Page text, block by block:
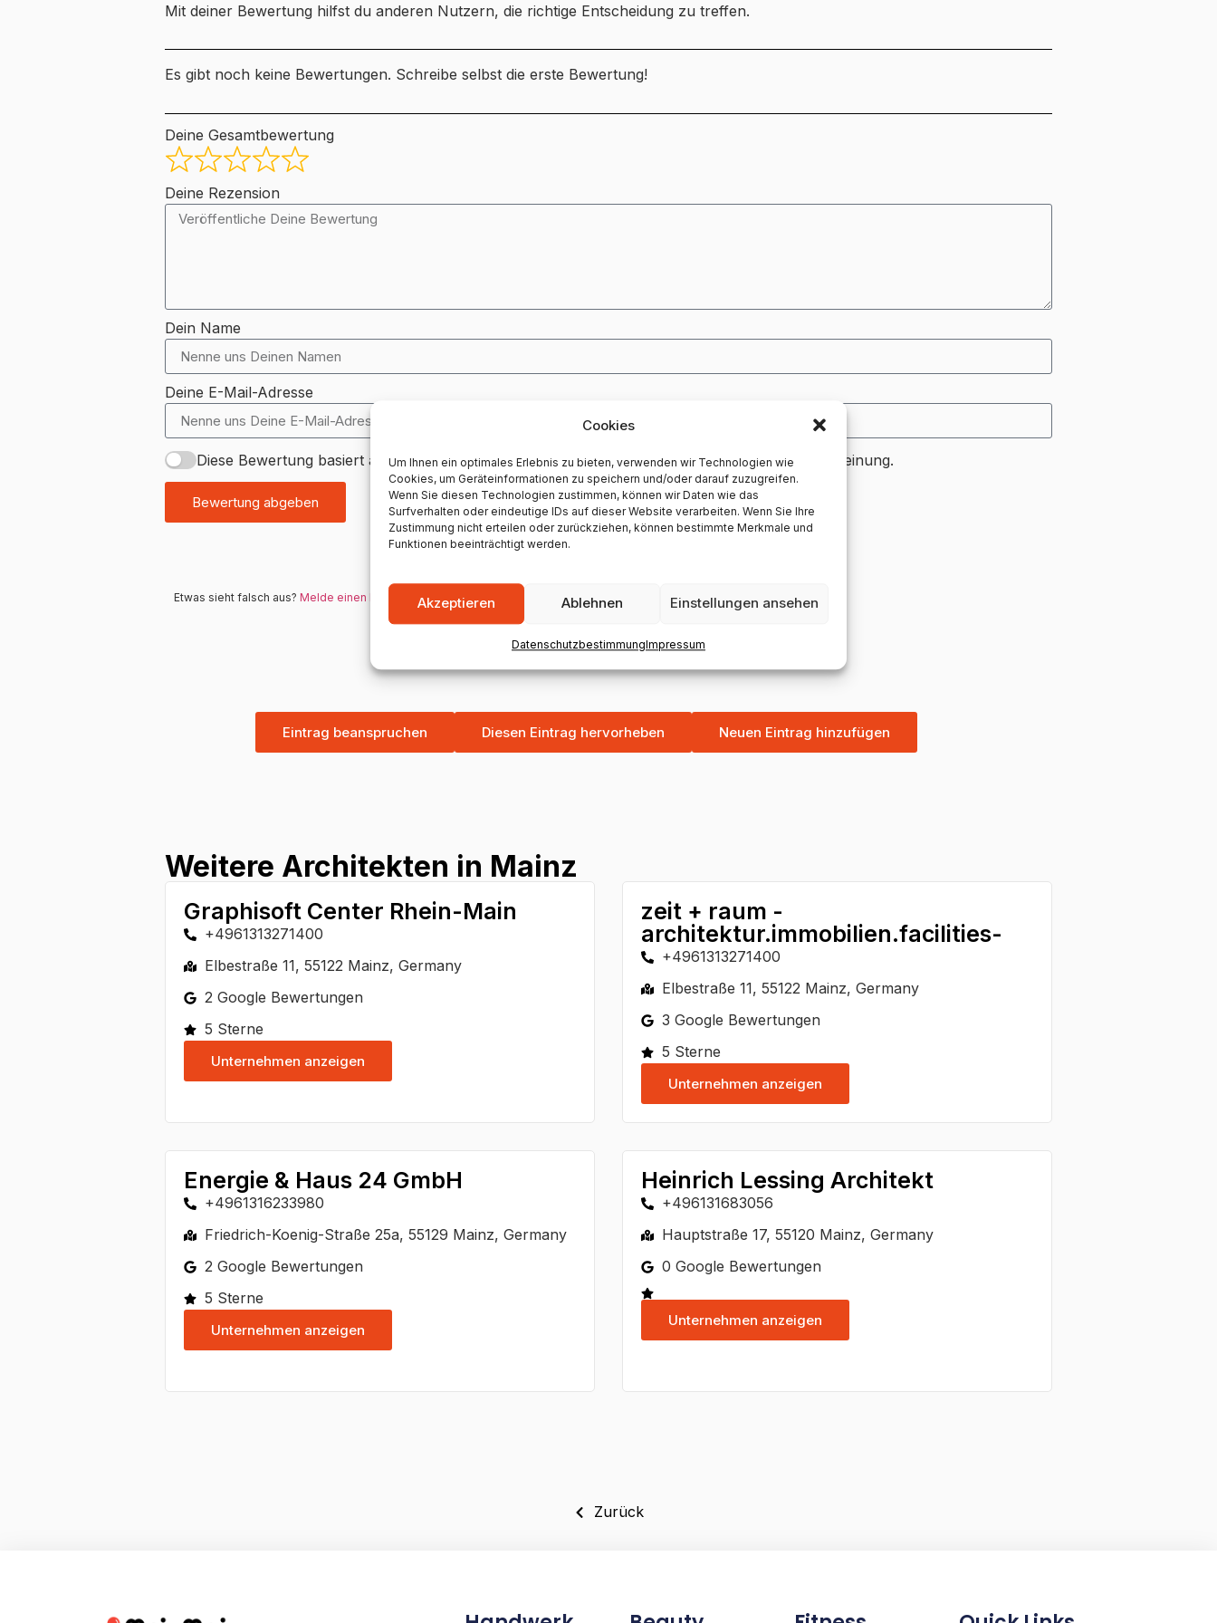
Cookies
Um Ihnen ein optimales Erlebnis zu bieten, verwenden wir Technologien wie
Cookies, um Geräteinformationen zu speichern und/oder darauf zuzugreifen.
Wenn Sie diesen Technologien zustimmen, können wir Daten wie das
Surfverhalten oder eindeutige IDs auf dieser Website verarbeiten. Wenn Sie Ihre
Zustimmung nicht erteilen oder zurückziehen, können bestimmte Merkmale und
Funktionen beeinträchtigt werden.
Akzeptieren Ablehnen Einstellungen ansehen
DatenschutzbestimmungImpressum
Mit deiner Bewertung hilfst du anderen Nutzern, die richtige Entscheidung zu treffen.
Es gibt noch keine Bewertungen. Schreibe selbst die erste Bewertung!
Deine Gesamtbewertung
Deine Rezension
Dein Name
Deine E-Mail-Adresse
Diese Bewertung basiert auf meiner persönlichen Erfahrung und entspricht meiner eigenen Meinung.
Bewertung abgeben
Etwas sieht falsch aus? Melde einen Fehler
Eintrag beanspruchen Diesen Eintrag hervorheben Neuen Eintrag hinzufügen
Weitere Architekten in Mainz
Graphisoft Center Rhein-Main
+4961313271400
Elbestraße 11, 55122 Mainz, Germany
2 Google Bewertungen
5 Sterne
Unternehmen anzeigen
zeit + raum -
architektur.immobilien.facilities-
+4961313271400
Elbestraße 11, 55122 Mainz, Germany
3 Google Bewertungen
5 Sterne
Unternehmen anzeigen
Energie & Haus 24 GmbH
+4961316233980
Friedrich-Koenig-Straße 25a, 55129 Mainz, Germany
2 Google Bewertungen
5 Sterne
Unternehmen anzeigen
Heinrich Lessing Architekt
+496131683056
Hauptstraße 17, 55120 Mainz, Germany
0 Google Bewertungen
Unternehmen anzeigen
Zurück